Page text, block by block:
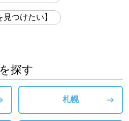
つけたい】
探す
札幌